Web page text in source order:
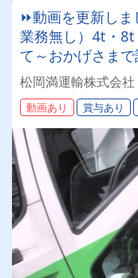
⏩動画を更新し
業務無し）4t・8t
て～おかげさま
上＆平均年収600
会社で一緒に働
を担うドライバ
松岡満運輸株式会
動画あり 賞与あり